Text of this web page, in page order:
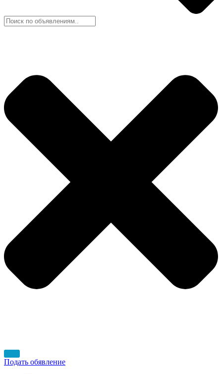
Подать обявление